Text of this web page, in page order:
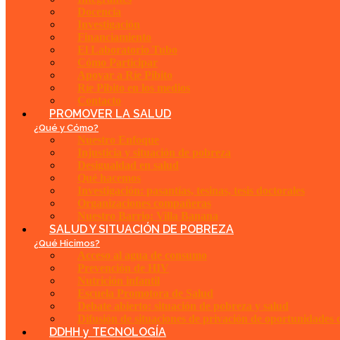
Docencia
Investigación
Financiamiento
El Laboratorio Tubo
Cómo Participar
Apoyar a Ríe Pibito
Ríe Pibito en los medios
Contacto
PROMOVER LA SALUD
¿Qué y Cómo?
Nuestro Enfoque
Injusticia y situación de pobreza
Desigualdad en salud
Qué hacemos
Investigación: pasantías, tesinas, tesis doctorales
Organizaciones compañeras
Nuestro Barrio: Villa Banana
SALUD Y SITUACIÓN DE POBREZA
¿Qué Hicimos?
Acceso al agua de consumo
Prevención de HIV
Nutrición infantil
Escuela Promotora de Salud
Debate abierto: situación de pobreza y salud
Difusión de situaciones de privación de oportunidades
DDHH y TECNOLOGÍA